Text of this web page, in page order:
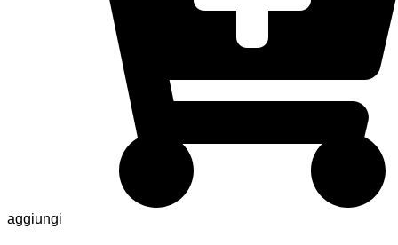
aggiungi